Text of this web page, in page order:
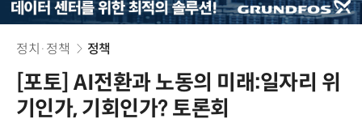
정치·정책 정책
[포토] AI전환과 노동의 미래:일자리 위
기인가, 기회인가? 토론회